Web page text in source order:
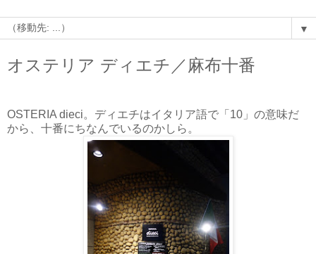
▼
オステリア ディエチ／麻布十番
OSTERIA dieci。ディエチはイタリア語で「10」の意味だ
から、十番にちなんでいるのかしら。